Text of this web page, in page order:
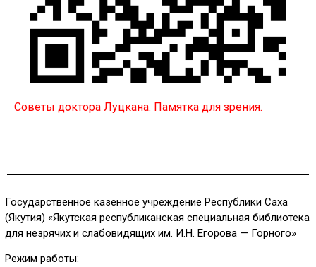
Советы доктора Луцкана. Памятка для зрения.
Государственное казенное учреждение Республики Саха
(Якутия) «Якутская республиканская специальная библиотека
для незрячих и слабовидящих им. И.Н. Егорова — Горного»
Режим работы: